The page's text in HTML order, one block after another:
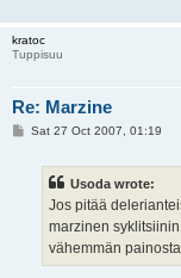
kratoc
Tuppisuu
Re: Marzine
PSat 27 Oct 2007, 01:19
Usoda wrote:
Jos pitää
marzinen
vähemmän